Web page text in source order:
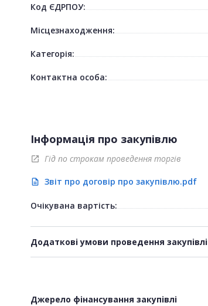
Код ЄДРПОУ:
Місцезнаходження:
Категорія:
Контактна особа:
Інформація про закупівлю
open_in_new Гід по строкам проведення торгів
description Звіт про договір про закупівлю.pdf
Очікувана вартість:
Додаткові умови проведення закупівлі
Джерело фінансування закупівлі